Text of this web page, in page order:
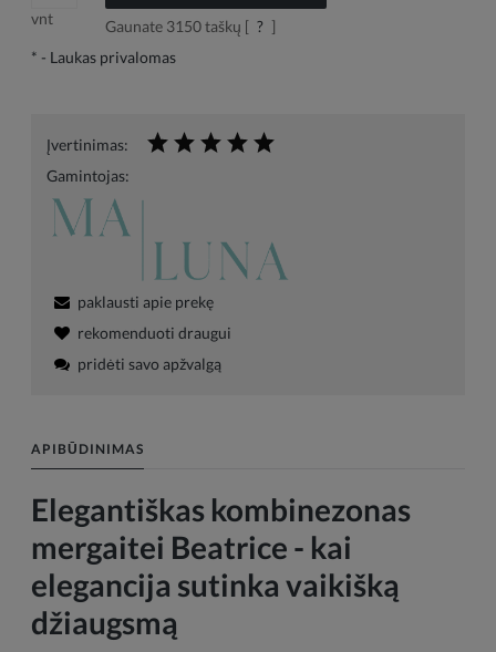
vnt
Gaunate 3150taškų [ ? ]
* - Laukas privalomas
Įvertinimas:
Gamintojas:
paklausti apie prekę
rekomenduoti draugui
pridėti savo apžvalgą
APIBŪDINIMAS
Elegantiškas kombinezonas
mergaitei Beatrice - kai
elegancija sutinka vaikišką
džiaugsmą